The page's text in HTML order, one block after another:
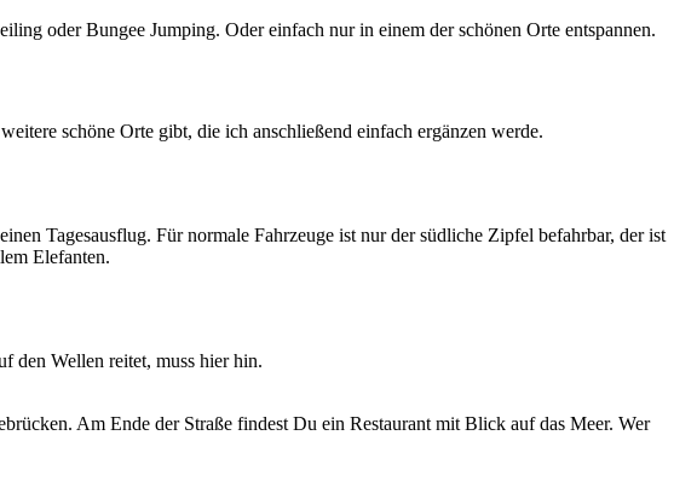
oder Bungee Jumping. Oder einfach nur in einem der schönen Orte entspannen.
schöne Orte gibt, die ich anschließend einfach ergänzen werde.
Tagesausflug. Für normale Fahrzeuge ist nur der südliche Zipfel befahrbar, der ist
Elefanten.
den Wellen reitet, muss hier hin.
Am Ende der Straße findest Du ein Restaurant mit Blick auf das Meer. Wer